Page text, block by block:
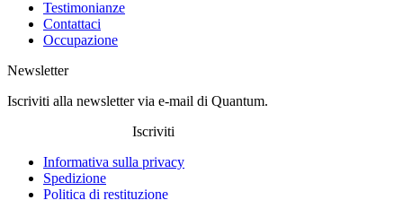
Testimonianze
Contattaci
Occupazione
Newsletter
Iscriviti alla newsletter via e-mail di Quantum.
Iscriviti
Informativa sulla privacy
Spedizione
Politica di restituzione